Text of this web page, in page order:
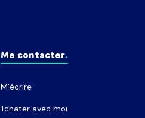
Me contacter
M'écrire
Tchater avec moi